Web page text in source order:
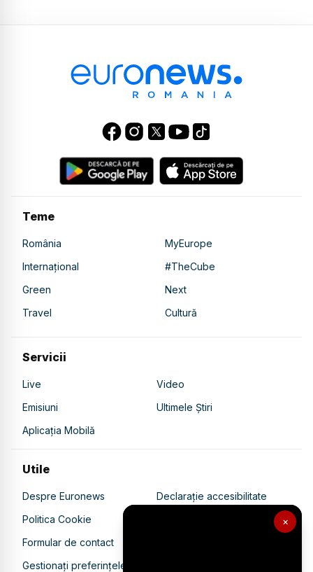
×
Teme
România
MyEurope
Internațional
#TheCube
Green
Next
Travel
Cultură
Servicii
Live
Video
Emisiuni
Ultimele Știri
Aplicația Mobilă
Utile
Despre Euronews
Declarație accesibilitate
Politica Cookie
Politica de confidențialitate
Formular de contact
Gestionați preferințele